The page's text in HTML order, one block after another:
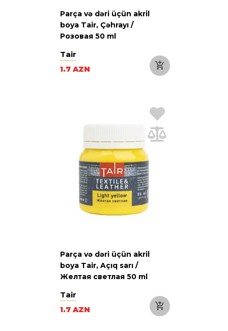
Parça və dəri üçün akril
boya Tair, Çəhrayı /
Розовая 50 ml
Tair
1.7 AZN
Parça və dəri üçün akril
boya Tair, Açıq sarı /
Желтая светлая 50 ml
Tair
1.7 AZN